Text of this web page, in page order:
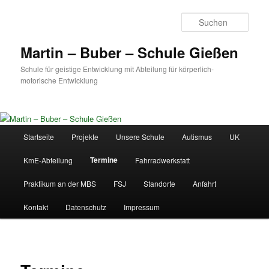
Martin – Buber – Schule Gießen
Schule für geistige Entwicklung mit Abteilung für körperlich-
motorische Entwicklung
Startseite Projekte Unsere Schule Autismus UK
KmE-Abteilung Termine Fahrradwerkstatt
Praktikum an der MBS FSJ Standorte Anfahrt
Kontakt Datenschutz Impressum